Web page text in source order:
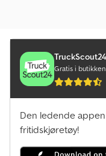
TruckScout24
Gratis i butikken
Den ledende
fritidskjøretøy!